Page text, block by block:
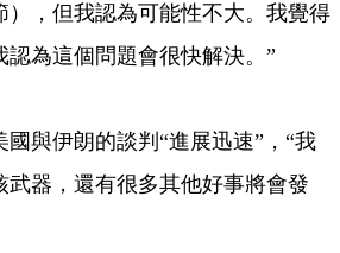
），但我認為可能性不大。我覺得
為這個問題會很快解決。”
與伊朗的談判“進展迅速”，“我
武器，還有很多其他好事將會發